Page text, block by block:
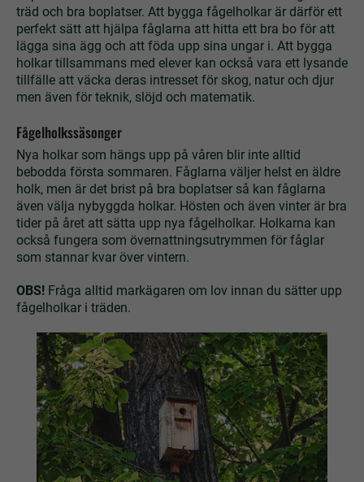
träd och bra boplatser. Att bygga fågelholkar är därför ett
perfekt sätt att hjälpa fåglarna att hitta ett bra bo för att
lägga sina ägg och att föda upp sina ungar i. Att bygga
holkar tillsammans med elever kan också vara ett lysande
tillfälle att väcka deras intresset för skog, natur och djur
men även för teknik, slöjd och matematik.
Fågelholkssäsonger
Nya holkar som hängs upp på våren blir inte alltid
bebodda första sommaren. Fåglarna väljer helst en äldre
holk, men är det brist på bra boplatser så kan fåglarna
även välja nybyggda holkar. Hösten och även vinter är bra
tider på året att sätta upp nya fågelholkar. Holkarna kan
också fungera som övernattningsutrymmen för fåglar
som stannar kvar över vintern.
OBS! Fråga alltid markägaren om lov innan du sätter upp
fågelholkar i träden.